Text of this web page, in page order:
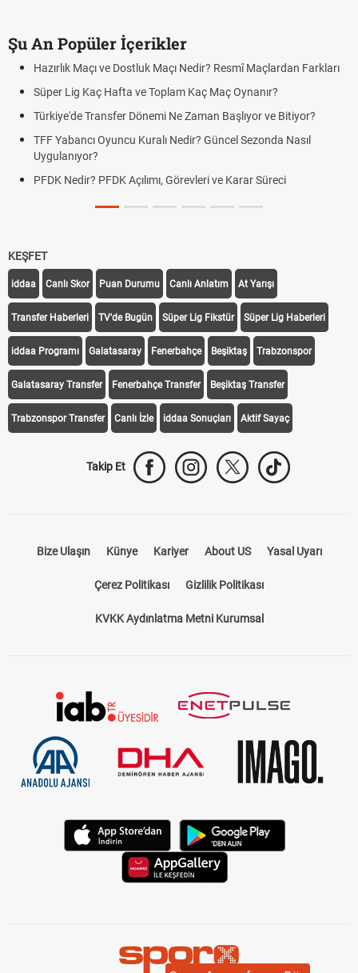
Şu An Popüler İçerikler
Hazırlık Maçı ve Dostluk Maçı Nedir? Resmî Maçlardan Farkları
Süper Lig Kaç Hafta ve Toplam Kaç Maç Oynanır?
Türkiye'de Transfer Dönemi Ne Zaman Başlıyor ve Bitiyor?
TFF Yabancı Oyuncu Kuralı Nedir? Güncel Sezonda Nasıl
Uygulanıyor?
PFDK Nedir? PFDK Açılımı, Görevleri ve Karar Süreci
KEŞFET
iddaa Canlı Skor Puan Durumu Canlı Anlatım At Yarışı
Transfer Haberleri TV'de Bugün Süper Lig Fikstür Süper Lig Haberleri
iddaa Programı Galatasaray Fenerbahçe Beşiktaş Trabzonspor
Galatasaray Transfer Fenerbahçe Transfer Beşiktaş Transfer
Trabzonspor Transfer Canlı İzle iddaa Sonuçları Aktif Sayaç